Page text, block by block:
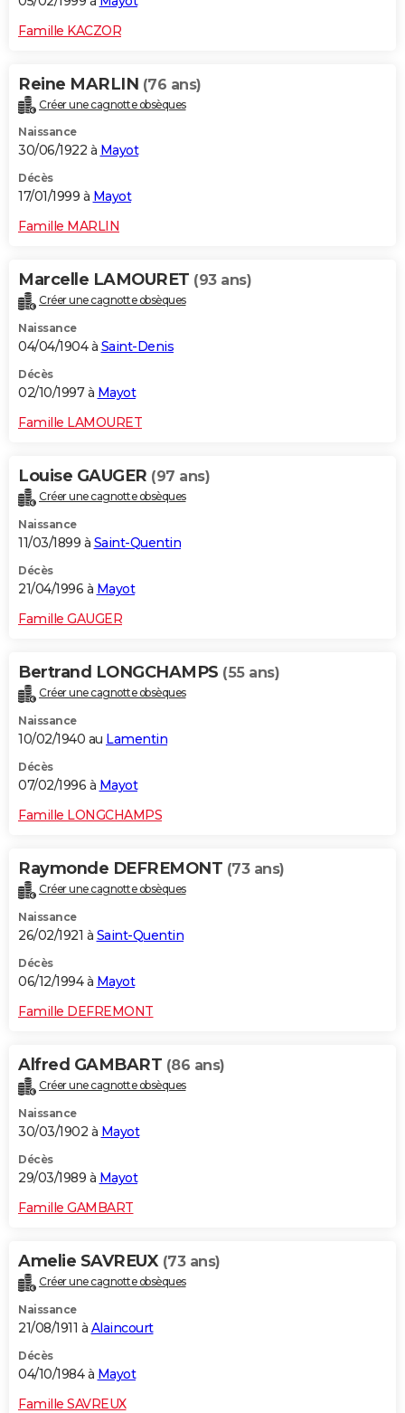
Famille KACZOR
Reine MARLIN (76 ans)
Créer une cagnotte obsèques
Naissance
30/06/1922 à Mayot
Décès
17/01/1999 à Mayot
Famille MARLIN
Marcelle LAMOURET (93 ans)
Créer une cagnotte obsèques
Naissance
04/04/1904 à Saint-Denis
Décès
02/10/1997 à Mayot
Famille LAMOURET
Louise GAUGER (97 ans)
Créer une cagnotte obsèques
Naissance
11/03/1899 à Saint-Quentin
Décès
21/04/1996 à Mayot
Famille GAUGER
Bertrand LONGCHAMPS (55 ans)
Créer une cagnotte obsèques
Naissance
10/02/1940 au Lamentin
Décès
07/02/1996 à Mayot
Famille LONGCHAMPS
Raymonde DEFREMONT (73 ans)
Créer une cagnotte obsèques
Naissance
26/02/1921 à Saint-Quentin
Décès
06/12/1994 à Mayot
Famille DEFREMONT
Alfred GAMBART (86 ans)
Créer une cagnotte obsèques
Naissance
30/03/1902 à Mayot
Décès
29/03/1989 à Mayot
Famille GAMBART
Amelie SAVREUX (73 ans)
Créer une cagnotte obsèques
Naissance
21/08/1911 à Alaincourt
Décès
04/10/1984 à Mayot
Famille SAVREUX